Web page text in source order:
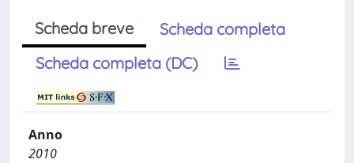
Scheda breve
Scheda completa
Scheda completa (DC)
Anno
2010